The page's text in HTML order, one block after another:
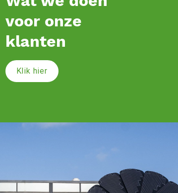
voor onze
klanten
Klik hier